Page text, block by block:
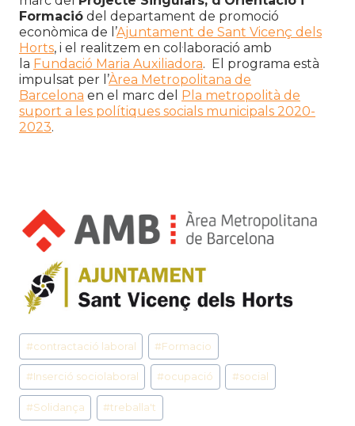
Formació del departament de promoció
econòmica de l’Ajuntament de Sant Vicenç dels
Horts, i el realitzem en col·laboració amb
la Fundació Maria Auxiliadora. El programa està
impulsat per l’Àrea Metropolitana de
Barcelona en el marc del Pla metropolità de
suport a les polítiques socials municipals 2020-
2023.
Etiquetes
d'entrada
#contractació laboral #Formacio
#Inserció sociolaboral #ocupació #social
#Solidança #treballa't